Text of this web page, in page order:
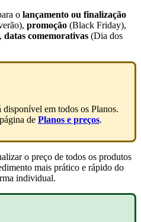
o lançamento ou finalização
promoção (Black Friday),
datas comemorativas (Dia dos
em todos os Planos.
de Planos e preços.
o preço de todos os produtos
mais prático e rápido do
individual.